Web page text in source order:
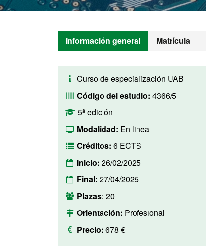
Información general Matrícula
Curso de especialización UAB
Código del estudio: 4366/5
5ª edición
Modalidad: En linea
Créditos: 6 ECTS
Inicio: 26/02/2025
Final: 27/04/2025
Plazas: 20
Orientación: Profesional
Precio: 678 €